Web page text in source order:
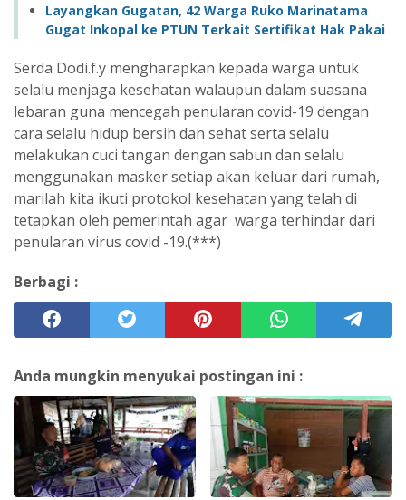
Layangkan Gugatan, 42 Warga Ruko Marinatama
Gugat Inkopal ke PTUN Terkait Sertifikat Hak Pakai
Serda Dodi.f.y mengharapkan kepada warga untuk
selalu menjaga kesehatan walaupun dalam suasana
lebaran guna mencegah penularan covid-19 dengan
cara selalu hidup bersih dan sehat serta selalu
melakukan cuci tangan dengan sabun dan selalu
menggunakan masker setiap akan keluar dari rumah,
marilah kita ikuti protokol kesehatan yang telah di
tetapkan oleh pemerintah agar warga terhindar dari
penularan virus covid -19.(***)
Berbagi :
Anda mungkin menyukai postingan ini :